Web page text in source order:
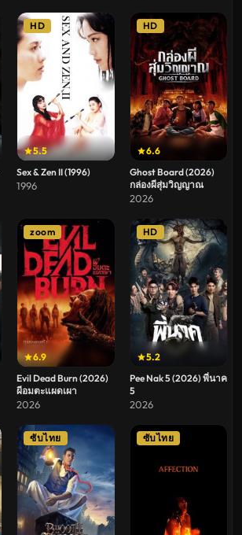
5.5
HD
Sex & Zen II (1996)
1996
6.6
HD
Ghost Board (2026)
กล่องผีสุ่มวิญญาณ
2026
6.9
zoom
Evil Dead Burn (2026)
ผีอมตะแผดเผา
2026
5.2
HD
Pee Nak 5 (2026) พี่นาค
5
2026
ซับไทย ซับไทย